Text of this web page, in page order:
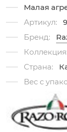
Малая
Артикул:
Бренд:
Коллекция:
Страна:
Вес с